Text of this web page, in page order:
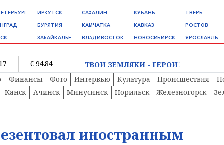
ИРКУТСК
БУРЯТИЯ
ЗАБАЙКАЛЬЕ
САХАЛИН
КАМЧАТКА
ВЛАДИВОСТОК
КУБАНЬ
КАВКАЗ
НОВОСИБИРСК
ТВЕРЬ
РОСТОВ
ЯРОСЛАВЛЬ
€ 94.84
ТВОИ ЗЕМЛЯКИ - ГЕРОИ!
Финансы Фото Интервью Культура Происшествия
Канск
Ачинск Минусинск Норильск Железногорск
иностранным